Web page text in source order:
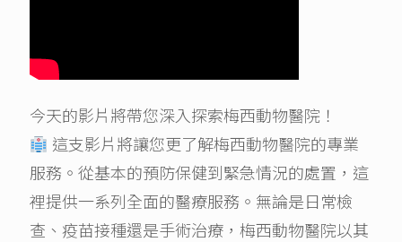
今天的影片將帶您深入探索梅西動物醫院！
這支影片將讓您更了解梅西動物醫院的專業
服務。從基本的預防保健到緊急情況的處置，這
裡提供一系列全面的醫療服務。無論是日常檢
查、疫苗接種還是手術治療，梅西動物醫院以其